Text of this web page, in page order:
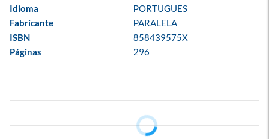
Idioma
PORTUGUES
Fabricante
PARALELA
ISBN
858439575X
Páginas
296